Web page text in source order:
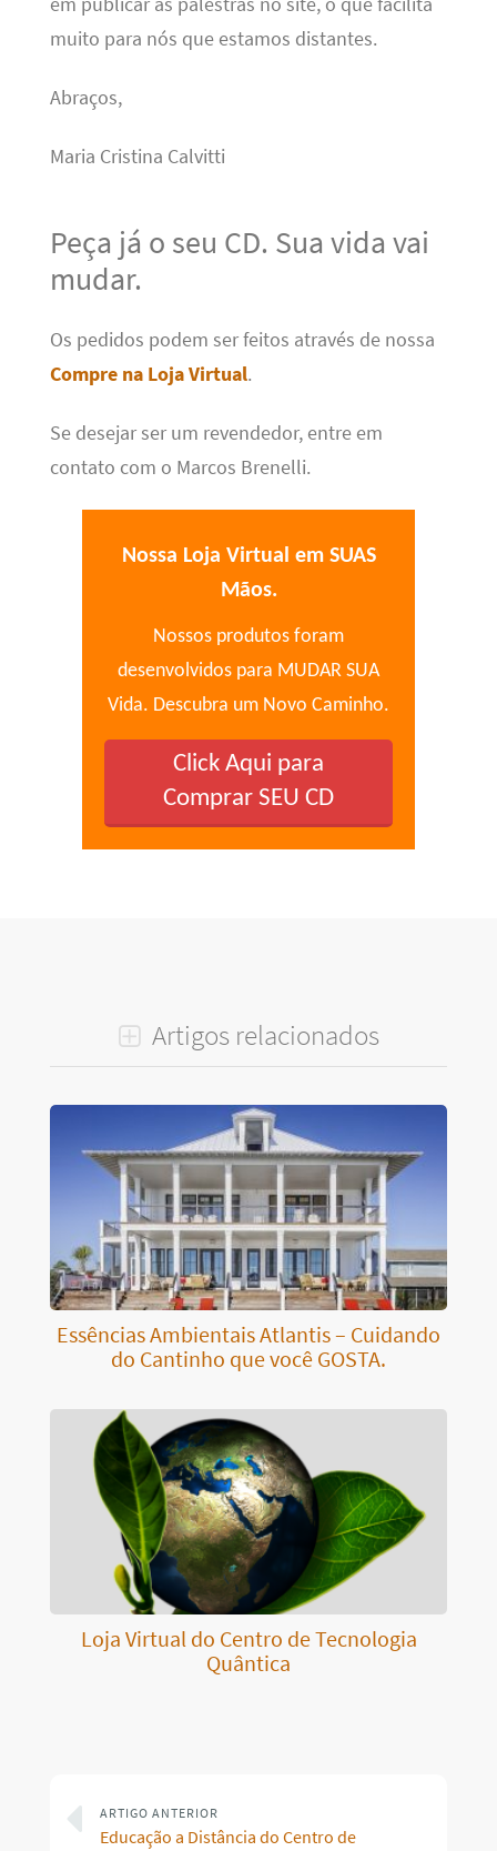
muito para nós que estamos distantes.
Abraços,
Maria Cristina Calvitti
Peça já o seu CD. Sua vida vai
mudar.
Os pedidos podem ser feitos através de nossa
Compre na Loja Virtual.
Se desejar ser um revendedor, entre em
contato com o Marcos Brenelli.
Nossa Loja Virtual em SUAS
Mãos.
Nossos produtos foram
desenvolvidos para MUDAR SUA
Vida. Descubra um Novo Caminho.
Click Aqui para
Comprar SEU CD
Artigos relacionados
Essências Ambientais Atlantis – Cuidando
do Cantinho que você GOSTA.
Loja Virtual do Centro de Tecnologia
Quântica
ARTIGO ANTERIOR
Educação a Distância do Centro de